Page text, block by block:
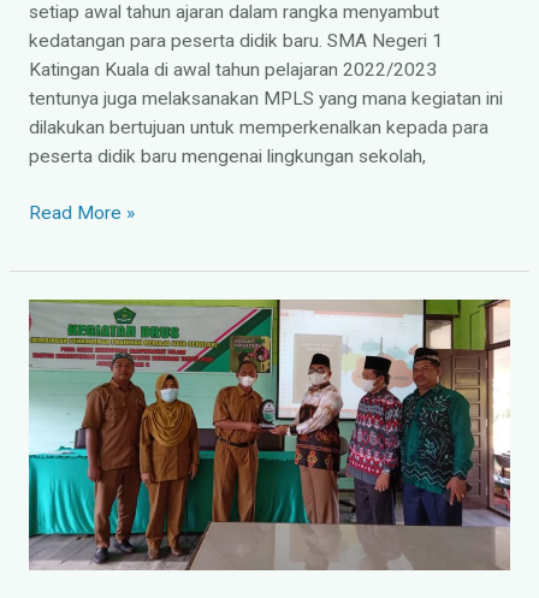
setiap awal tahun ajaran dalam rangka menyambut
kedatangan para peserta didik baru. SMA Negeri 1
Katingan Kuala di awal tahun pelajaran 2022/2023
tentunya juga melaksanakan MPLS yang mana kegiatan ini
dilakukan bertujuan untuk memperkenalkan kepada para
peserta didik baru mengenai lingkungan sekolah,
Read More »
Kantor
KEMENAG
Kabupaten
Katingan
Berikan
Sosialisasi
Pra-
Nikah